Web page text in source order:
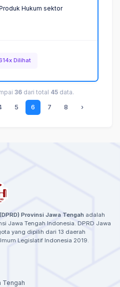
Hukum sektor
Dilihat
36dari total 45data.
5 6 7 8 ›
Provinsi Jawa Tengah adalah
Jawa Tengah Indonesia. DPRD Jawa
yang dipilih dari 13 daerah
Legislatif Indonesia 2019.
Tengah